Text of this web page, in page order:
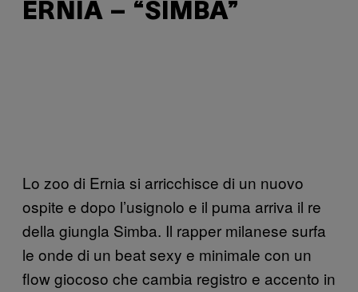
ERNIA – “SIMBA”
Lo zoo di Ernia si arricchisce di un nuovo
ospite e dopo l’usignolo e il puma arriva il re
della giungla Simba. Il rapper milanese surfa
le onde di un beat sexy e minimale con un
flow giocoso che cambia registro e accento in